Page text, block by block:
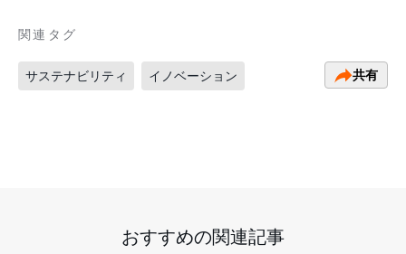
関連タグ
サステナビリティ イノベーション 共有
おすすめの関連記事